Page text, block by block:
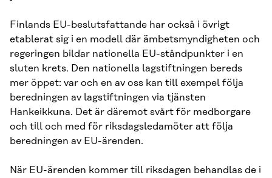
Finlands EU-beslutsfattande har också i övrigt
etablerat sig i en modell där ämbetsmyndigheten och
regeringen bildar nationella EU-ståndpunkter i en
sluten krets. Den nationella lagstiftningen bereds
mer öppet: var och en av oss kan till exempel följa
beredningen av lagstiftningen via tjänsten
Hankeikkuna. Det är däremot svårt för medborgare
och till och med för riksdagsledamöter att följa
beredningen av EU-ärenden.
När EU-ärenden kommer till riksdagen behandlas de i